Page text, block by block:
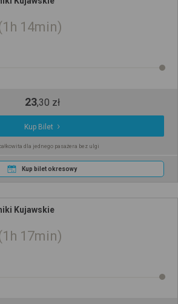
1h 14min
23,30 zł
Kup Bilet
dla jednego pasażera bez ulgi
Kup bilet okresowy
Kujawskie
1h 17min